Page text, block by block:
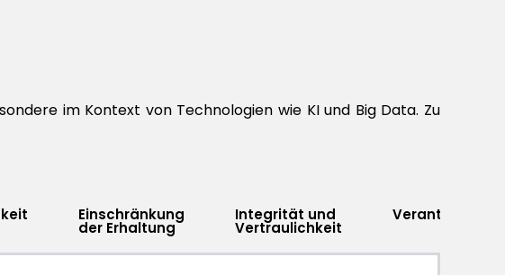
im Kontext von Technologien wie KI und Big Data. Zu
Einschränkung
der Erhaltung
Integrität und
Vertraulichkeit
Verantwortung